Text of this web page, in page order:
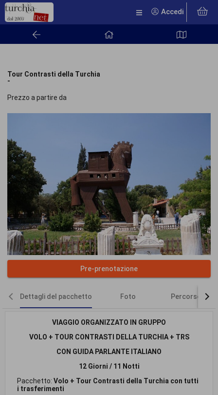
Accedi
Tour Contrasti della Turchia
-
Prezzo a partire da
Pre-prenotazione
Dettagli del pacchetto Foto Percorso del
VIAGGIO ORGANIZZATO IN GRUPPO
VOLO + TOUR CONTRASTI DELLA TURCHIA + TRS
CON GUIDA PARLANTE ITALIANO
12 Giorni / 11 Notti
Pacchetto: Volo + Tour Contrasti della Turchia con tutti
i trasferimenti